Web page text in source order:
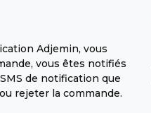
Adjemin, vous
vous êtes notifiés
de notification que
rejeter la commande.